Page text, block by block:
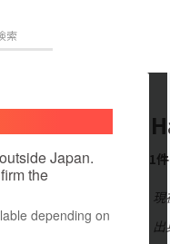
ェクト 注目のリ
写真
Japan.
the
depending on
Hiroshi
これまでに1
現
出身国：日本